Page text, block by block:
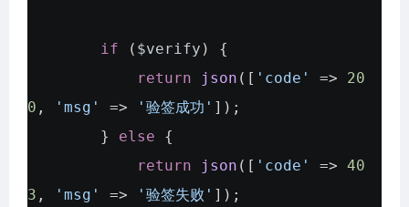
if ( $verify ) {
return
json ([ 'code' => 20
0 , 'msg' => '验签成功' ]);
} else {
return
json ([ 'code' => 40
3 , 'msg' => '验签失败' ]);